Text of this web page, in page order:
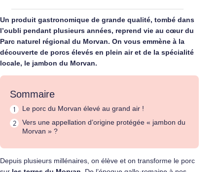
Un produit gastronomique de grande qualité, tombé dans
l’oubli pendant plusieurs années, reprend vie au cœur du
Parc naturel régional du Morvan. On vous emmène à la
découverte de porcs élevés en plein air et de la spécialité
locale, le jambon du Morvan.
Sommaire
Le porc du Morvan élevé au grand air !
Vers une appellation d’origine protégée « jambon du
Morvan » ?
Depuis plusieurs millénaires, on élève et on transforme le porc